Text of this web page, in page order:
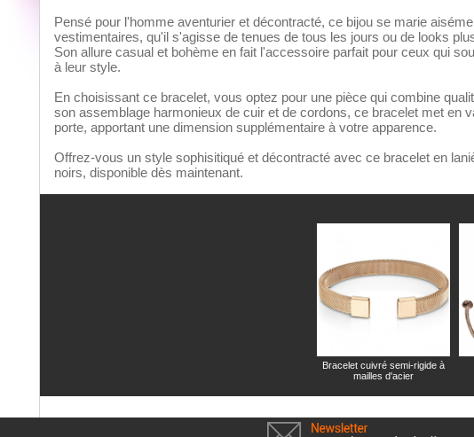
Pensé pour l'homme aventurier et décontracté, ce bijou se marie
vestimentaires, qu'il s'agisse de tenues de tous les jours ou de looks
Son allure casual et bohème en fait l'accessoire parfait pour ceux qui
à leur style.
En choisissant ce bracelet, vous optez pour une pièce qui combine
son assemblage harmonieux de cuir et de cordons, ce bracelet met en
porte, apportant une dimension supplémentaire à votre apparence.
Offrez-vous un style sophisitiqué et décontracté avec ce bracelet en
noirs, disponible dès maintenant.
Bracelet cuivré semi-rigide à
mailles d'acier